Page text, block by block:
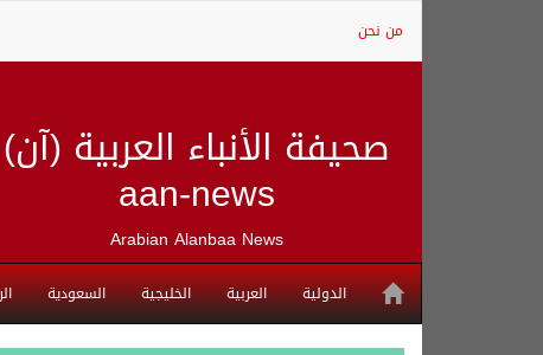
من نحن
صحيفة الأنباء العربية (آن)
aan-news
Arabian Alanbaa News
الدولية العربية الخليجية السعودية